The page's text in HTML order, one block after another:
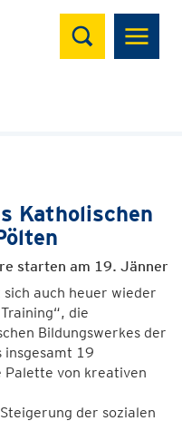
Suchen
Katholischen
starten am 19. Jänner
auch heuer wieder
die
Bildungswerkes der
insgesamt 19
Palette von kreativen
der sozialen